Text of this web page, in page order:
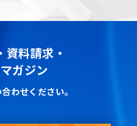
資料請求・
ガジン
わせください。